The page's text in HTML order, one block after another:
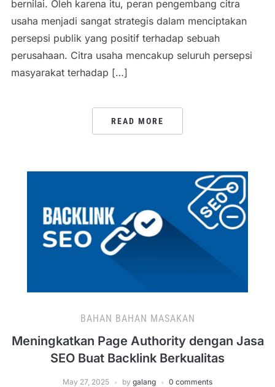
bernilai. Oleh karena itu, peran pengembang citra
usaha menjadi sangat strategis dalam menciptakan
persepsi publik yang positif terhadap sebuah
perusahaan. Citra usaha mencakup seluruh persepsi
masyarakat terhadap […]
READ MORE
BAHAN BAHAN MASAKAN
Meningkatkan Page Authority dengan Jasa
SEO Buat Backlink Berkualitas
May 27, 2025 by galang 0 comments